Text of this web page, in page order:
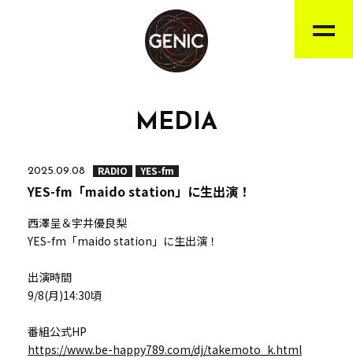
MEDIA
2025.09.08 RADIO YES-fm
YES-fm「maido station」に生出演！
西澤呈＆宇井優良梨
YES-fm「maido station」に生出演！
出演時間
9/8(月)14:30頃
番組公式HP
https://www.be-happy789.com/dj/takemoto_k.html